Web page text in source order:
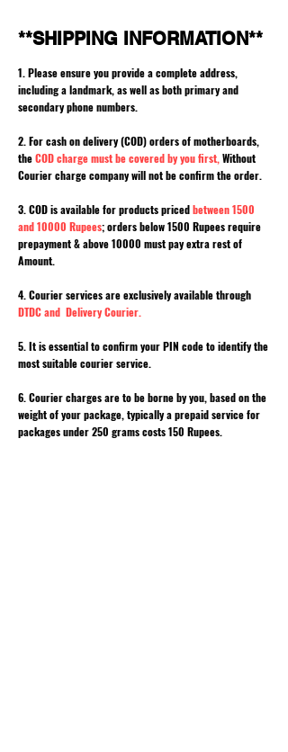
**SHIPPING INFORMATION**
1. Please ensure you provide a complete address,
including a landmark, as well as both primary and
secondary phone numbers.
2. For cash on delivery (COD) orders of motherboards,
theCOD charge must be covered by you first, Without
Courier charge company will not be confirm the order.
3. COD is available for products pricedbetween 1500
and 10000 Rupees; orders below 1500 Rupees require
prepayment & above 10000 must pay extra rest of
Amount.
4. Courier services are exclusively available through
DTDC and Delivery Courier.
5. It is essential to confirm your PIN code to identify the
most suitable courier service.
6. Courier charges are to be borne by you, based on the
weight of your package, typically a prepaid service for
packages under 250 grams costs 150 Rupees.